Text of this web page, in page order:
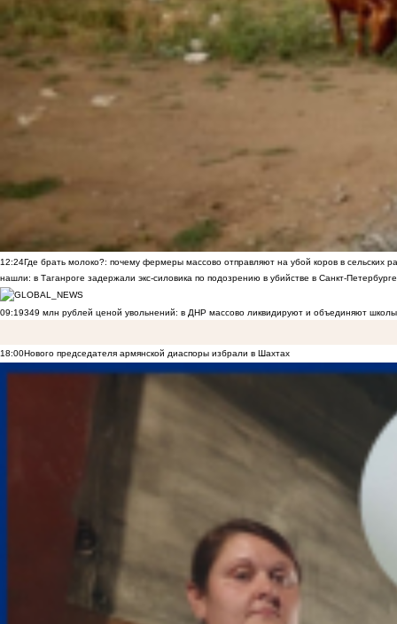
12:24Где брать молоко?: почему фермеры массово отправляют на убой коров в сельских
нашли: в Таганроге задержали экс-силовика по подозрению в убийстве в Санкт-Петербурге
09:19349 млн рублей ценой увольнений: в ДНР массово ликвидируют и объединяют
18:00Нового председателя армянской диаспоры избрали в Шахтах